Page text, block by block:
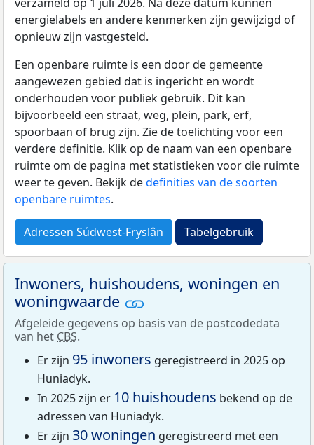
energielabels en andere kenmerken zijn gewijzigd of
opnieuw zijn vastgesteld.
Een openbare ruimte is een door de gemeente
aangewezen gebied dat is ingericht en wordt
onderhouden voor publiek gebruik. Dit kan
bijvoorbeeld een straat, weg, plein, park, erf,
spoorbaan of brug zijn. Zie de toelichting voor een
verdere definitie. Klik op de naam van een openbare
ruimte om de pagina met statistieken voor die ruimte
weer te geven. Bekijk dedefinities van de soorten
openbare ruimtes.
Adressen Súdwest-Fryslân Tabelgebruik
Inwoners, huishoudens, woningen en
woningwaarde
Afgeleide gegevens op basis van de postcodedata
van het CBS.
Er zijn 95 inwoners geregistreerd in 2025 op
Huniadyk.
In 2025 zijn er 10 huishoudens bekend op de
adressen van Huniadyk.
Er zijn 30 woningen geregistreerd met een